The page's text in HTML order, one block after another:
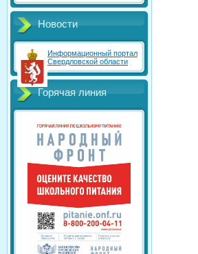
Новости
Информационный портал
Свердловской области
Горячая линия